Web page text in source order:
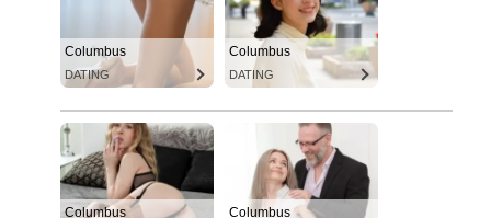
Columbus
DATING
Columbus
DATING
Columbus Columbus